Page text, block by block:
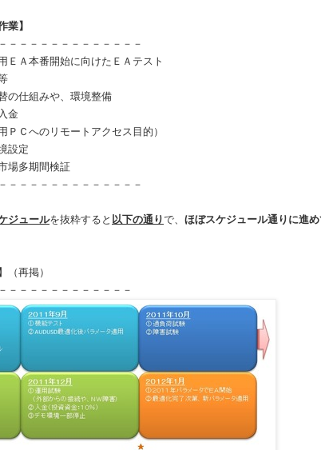
業】
－－－－－－－－－－－－－
ＥＡ本番開始に向けたＥＡテスト
の仕組みや、環境整備
金
ＰＣへのリモートアクセス目的）
設定
場多期間検証
－－－－－－－－－－－－－
ジュールを抜粋すると 以下の通りで、 ほぼスケジュール通りに進
（再掲）
－－－－－－－－－－－－